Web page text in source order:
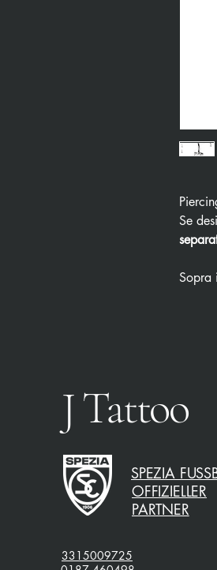
Se
Sopra
J Tattoo
SPEZIA
OFFIZIELLER
PARTNER
3315009725